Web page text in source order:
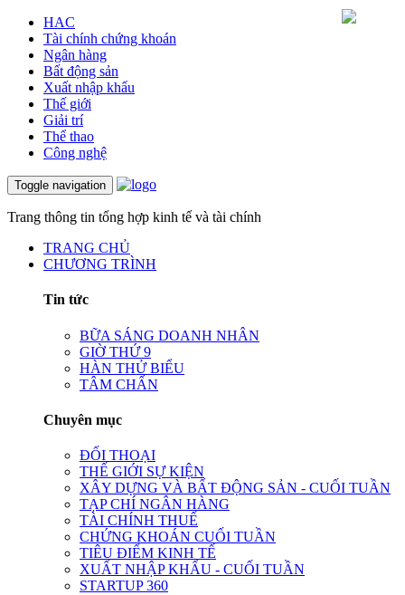
HAC
Tài chính chứng khoán
Ngân hàng
Bất động sản
Xuất nhập khẩu
Thế giới
Giải trí
Thể thao
Công nghệ
Toggle navigation
Trang thông tin tổng hợp kinh tế và tài chính
TRANG CHỦ
CHƯƠNG TRÌNH
Tin tức
BỮA SÁNG DOANH NHÂN
GIỜ THỨ 9
HÀN THỬ BIỂU
TÂM CHẤN
Chuyên mục
ĐỐI THOẠI
THẾ GIỚI SỰ KIỆN
XÂY DỰNG VÀ BẤT ĐỘNG SẢN - CUỐI TUẦN
TẠP CHÍ NGÂN HÀNG
TÀI CHÍNH THUẾ
CHỨNG KHOÁN CUỐI TUẦN
TIÊU ĐIỂM KINH TẾ
XUẤT NHẬP KHẨU - CUỐI TUẦN
STARTUP 360